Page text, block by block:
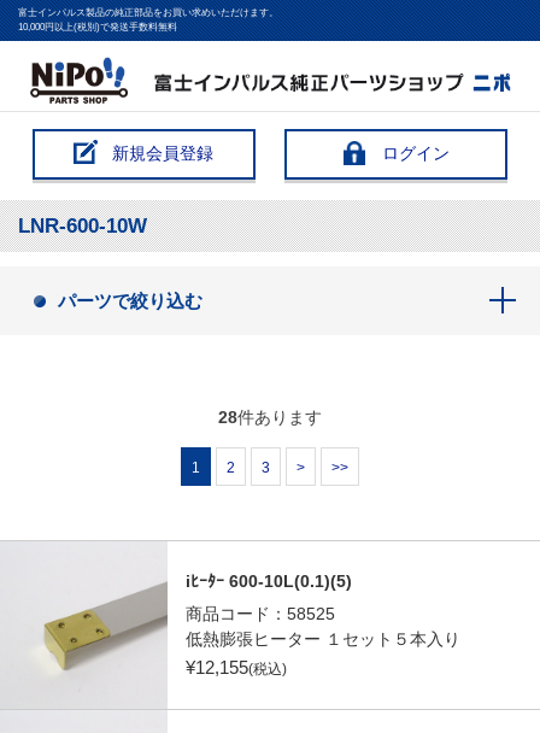
富士インパルス製品の純正部品をお買い求めいただけます。
10,000円以上(税別)で発送手数料無料
新規会員登録 ログイン
LNR-600-10W
パーツで絞り込む
28件あります
1 2 3 > >>
iﾋｰﾀｰ 600-10L(0.1)(5)
商品コード： 58525
低熱膨張ヒーター １セット５本入り
¥12,155(税込)